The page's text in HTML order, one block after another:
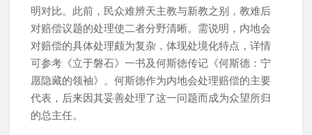
明对比。此前，民众难辨天主教与新教之别，教难后
对赔偿议题的处理使二者分野清晰。需说明，内地会
对赔偿的具体处理颇为复杂，体现处境化特点，详情
可参考《立于磐石》一书及何斯徳传记《何斯德：宁
愿隐藏的领袖》。何斯徳作为内地会处理赔偿的主要
代表，后来因其妥善处理了这一问题而成为众望所归
的总主任。